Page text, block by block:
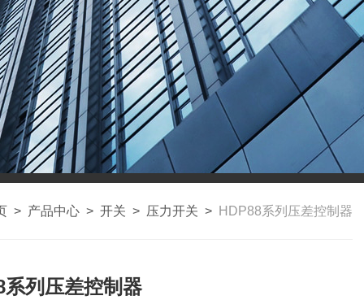
> 产品中心 > 开关 > 压力开关 > HDP88系列压差控制器
系列压差控制器